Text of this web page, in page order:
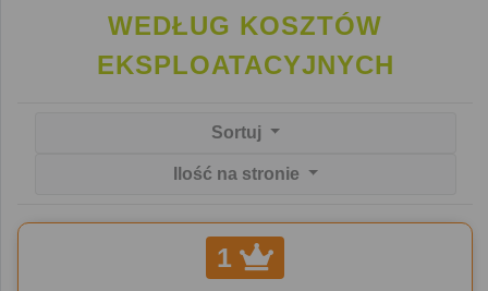
WEDŁUG KOSZTÓW
EKSPLOATACYJNYCH
Sortuj
Ilość na stronie
1